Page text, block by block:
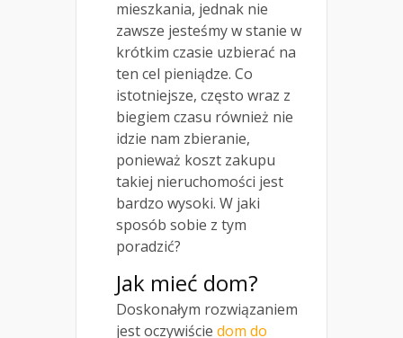
mieszkania, jednak nie
zawsze jesteśmy w stanie w
krótkim czasie uzbierać na
ten cel pieniądze. Co
istotniejsze, często wraz z
biegiem czasu również nie
idzie nam zbieranie,
ponieważ koszt zakupu
takiej nieruchomości jest
bardzo wysoki. W jaki
sposób sobie z tym
poradzić?
Jak mieć dom?
Doskonałym rozwiązaniem
jest oczywiście dom do